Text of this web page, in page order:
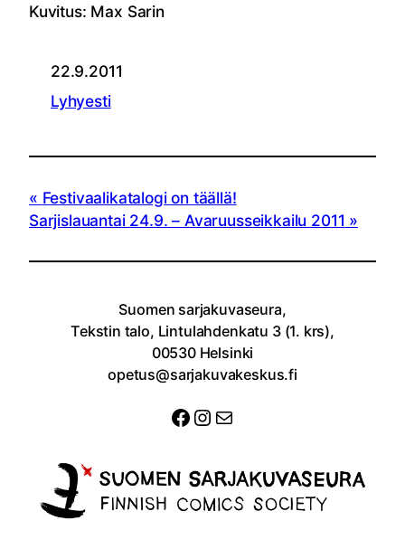
Kuvitus: Max Sarin
22.9.2011
Lyhyesti
Festivaalikatalogi on täällä!
Sarjislauantai 24.9. – Avaruusseikkailu 2011
Suomen sarjakuvaseura,
Tekstin talo, Lintulahdenkatu 3 (1. krs),
00530 Helsinki
opetus@sarjakuvakeskus.fi
Facebook
Instagram
Sähköposti